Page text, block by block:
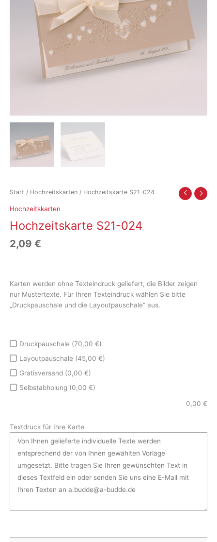
Start / Hochzeitskarten / Hochzeitskarte S21-024
Hochzeitskarten
Hochzeitskarte S21-024
2,09 €
Karten werden ohne Texteindruck geliefert, die Bilder zeigen
nur Mustertexte. Für Ihren Texteindruck wählen Sie bitte
„Druckpauschale und die Layoutpauschale“ aus.
Druckpauschale (70,00 €)
Layoutpauschale (45,00 €)
Gratisversand (0,00 €)
Selbstabholung (0,00 €)
0,00 €
Textdruck für Ihre Karte